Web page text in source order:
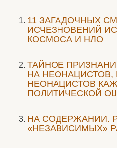
11 ЗАГАДОЧНЫХ
ИСЧЕЗНОВЕНИЙ
КОСМОСА И НЛО
ТАЙНОЕ
НА НЕОНАЦИСТОВ,
НЕОНАЦИСТОВ
ПОЛИТИЧЕСКОЙ
НА СОДЕРЖАНИИ.
«НЕЗАВИСИМЫХ»